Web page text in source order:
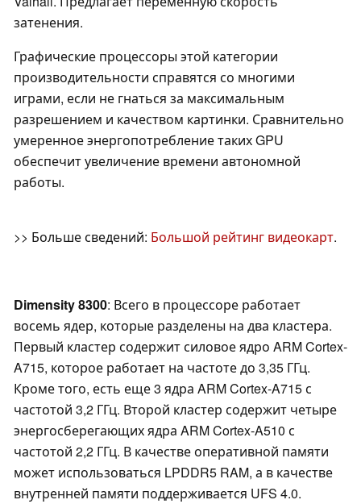
затенения.
Графические процессоры этой категории
производительности справятся со многими
играми, если не гнаться за максимальным
разрешением и качеством картинки. Сравнительно
умеренное энергопотребление таких GPU
обеспечит увеличение времени автономной
работы.
>> Больше сведений: Большой рейтинг видеокарт.
Dimensity 8300: Всего в процессоре работает
восемь ядер, которые разделены на два кластера.
Первый кластер содержит силовое ядро ARM Cortex-
A715, которое работает на частоте до 3,35 ГГц.
Кроме того, есть еще 3 ядра ARM Cortex-A715 с
частотой 3,2 ГГц. Второй кластер содержит четыре
энергосберегающих ядра ARM Cortex-A510 с
частотой 2,2 ГГц. В качестве оперативной памяти
может использоваться LPDDR5 RAM, а в качестве
внутренней памяти поддерживается UFS 4.0.